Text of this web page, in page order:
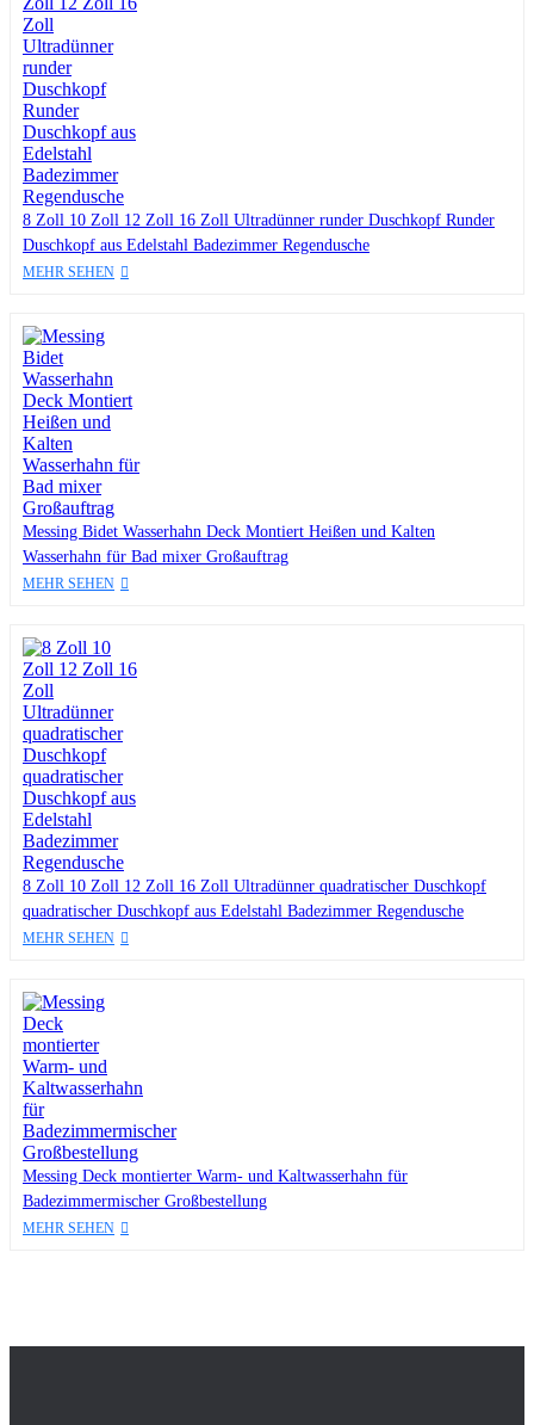
8 Zoll 10 Zoll 12 Zoll 16 Zoll Ultradünner runder Duschkopf Runder
Duschkopf aus Edelstahl Badezimmer Regendusche
MEHR SEHEN
Messing Bidet Wasserhahn Deck Montiert Heißen und Kalten
Wasserhahn für Bad mixer Großauftrag
MEHR SEHEN
8 Zoll 10 Zoll 12 Zoll 16 Zoll Ultradünner quadratischer Duschkopf
quadratischer Duschkopf aus Edelstahl Badezimmer Regendusche
MEHR SEHEN
Messing Deck montierter Warm- und Kaltwasserhahn für
Badezimmermischer Großbestellung
MEHR SEHEN